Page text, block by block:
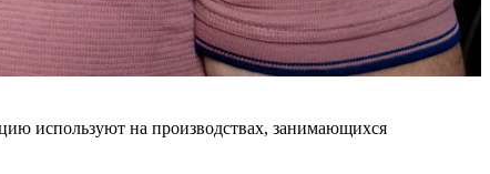
используют на производствах, занимающихся